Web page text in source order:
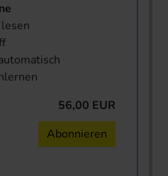
56,00 EUR
Abonnieren